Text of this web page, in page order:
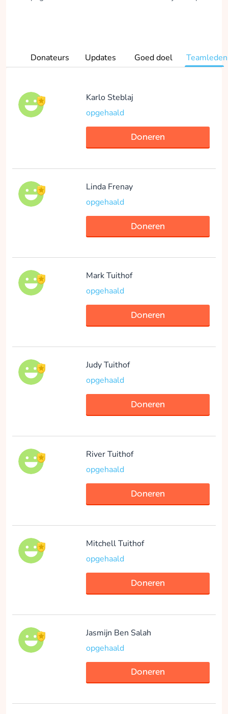
Donateurs Updates Goed doel Teamleden
Karlo Steblaj
opgehaald
Doneren
Linda Frenay
opgehaald
Doneren
Mark Tuithof
opgehaald
Doneren
Judy Tuithof
opgehaald
Doneren
River Tuithof
opgehaald
Doneren
Mitchell Tuithof
opgehaald
Doneren
Jasmijn Ben Salah
opgehaald
Doneren